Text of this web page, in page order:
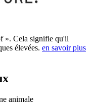
». Cela signifie qu'il
élevées. en savoir plus
animale